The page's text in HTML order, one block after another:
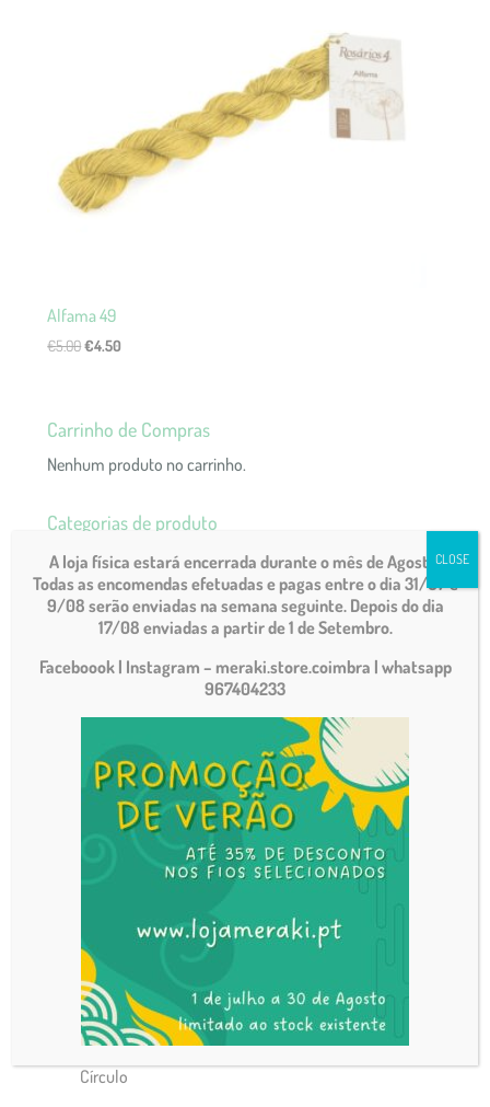
Alfama 49
€5.00O
era:
€4.50
é:
Carrinho de Compras
Nenhum produto no carrinho.
Categorias de produto
Acessórios
Agulhas
Amigurimi
Bebé
Bordado
Composição
Marcas
Adriafil
Anchor
Círculo
A loja física estará encerrada durante o mês de Agosto.
Todas as encomendas efetuadas e pagas entre o dia 31/07 e
9/08 serão enviadas na semana seguinte. Depois do dia
17/08 enviadas a partir de 1 de Setembro.
Faceboook | Instagram – meraki.store.coimbra | whatsapp
967404233
CLOSE